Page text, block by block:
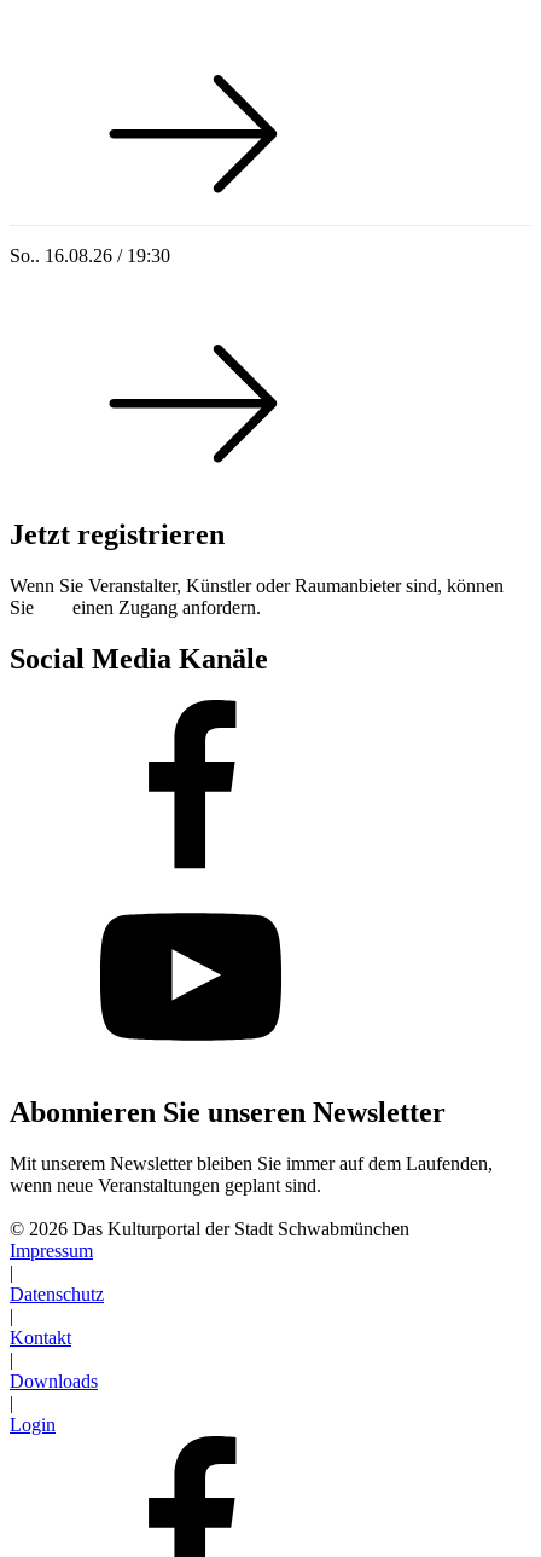
So.. 16.08.26 / 19:30
Jetzt registrieren
Wenn Sie Veranstalter, Künstler oder Raumanbieter sind, können
Sie
einen Zugang anfordern.
Social Media Kanäle
Abonnieren Sie unseren Newsletter
Mit unserem Newsletter bleiben Sie immer auf dem Laufenden,
wenn neue Veranstaltungen geplant sind.
© 2026 Das Kulturportal der Stadt Schwabmünchen
Impressum
|
Datenschutz
|
Kontakt
|
Downloads
|
Login